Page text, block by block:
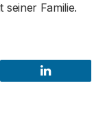
Familie.
LinkedIn